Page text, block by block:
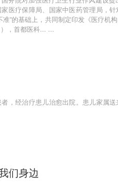
医疗保障局、国家中医药管理局，
准”的基础上，共同制定印发《医疗机
，首都医科... ...
，经治疗患儿治愈出院。患儿家属
们身边